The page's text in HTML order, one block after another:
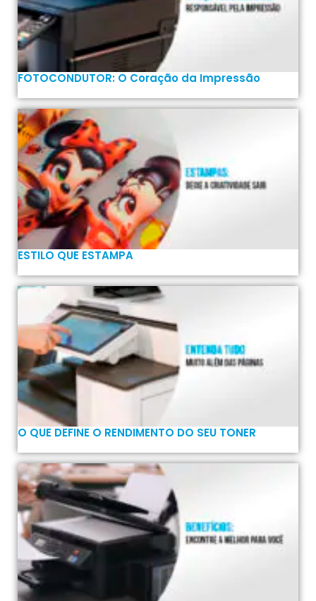
FOTOCONDUTOR: O Coração da Impressão
ESTILO QUE ESTAMPA
O QUE DEFINE O RENDIMENTO DO SEU TONER